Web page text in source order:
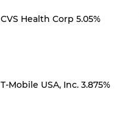
CVS Health Corp 5.05%
T-Mobile USA, Inc. 3.875%